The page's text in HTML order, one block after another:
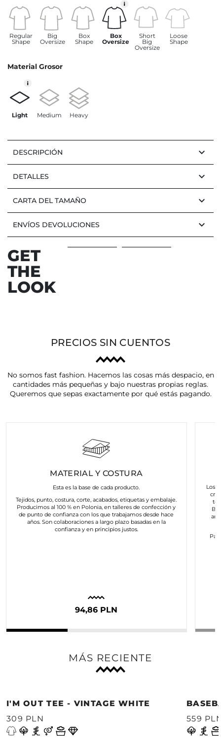
Regular
Shape
Big
Oversize
Box
Shape
Box
Oversize
Short
Big
Oversize
Loose
Shape
Material Grosor
Light Medium Heavy
DESCRIPCIÓN keyboard_arrow_down
DETALLES keyboard_arrow_down
CARTA DEL TAMAÑO keyboard_arrow_down
ENVÍOS DEVOLUCIONES keyboard_arrow_down
GET
THE
LOOK
PRECIOS SIN CUENTOS
No somos fast fashion. Hacemos las cosas más despacio, en
cantidades más pequeñas y bajo nuestras propias reglas.
Queremos que sepas exactamente por qué estás pagando.
MATERIAL Y COSTURA
Esta es la base de cada producto.
Tejidos, punto, costura, corte, acabados, etiquetas y embalaje.
Producimos al 100 % en Polonia, en talleres de confección y
de punto de confianza con los que trabajamos desde hace
años. Son colaboraciones a largo plazo basadas en la
confianza y en principios justos.
94,86 PLN
Los
MÁS RECIENTE
I'M OUT TEE - VINTAGE WHITE
309 PLN
559